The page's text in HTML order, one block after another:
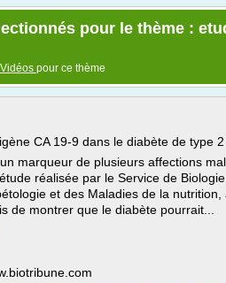
pour le thème :
pour ce thème
CA 19-9 dans le diabète de type 2
marqueur de plusieurs affections
réalisée par le Service de
et des Maladies de la
de montrer que le diabète pourrait...